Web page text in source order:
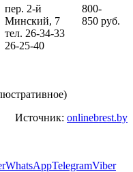
пер. 2-й
Минский, 7
тел. 26-34-33
26-25-40
800-
850 руб.
Источник: onlinebrest.by
WhatsAppTelegramViber